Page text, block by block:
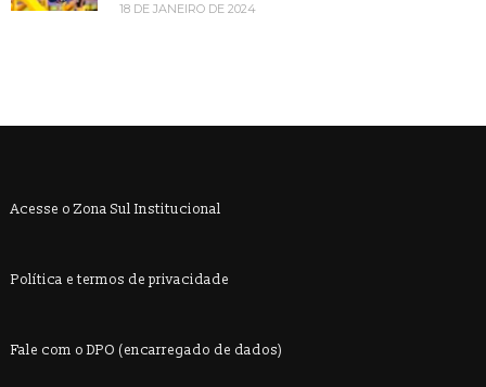
18 DE JANEIRO DE 2024
Acesse o Zona Sul Institucional
Política e termos de privacidade
Fale com o DPO (encarregado de dados)